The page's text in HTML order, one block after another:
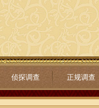
侦探调查 正规调查